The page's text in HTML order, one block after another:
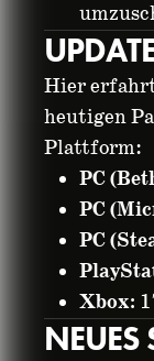
Hier
heutigen
Plattform:
PC
PC
PC
Xbox:
NEUES